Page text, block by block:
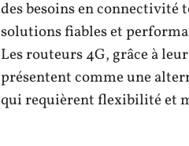
des besoins en
solutions fiables et
Les routeurs 4G, grâce à
présentent comme une
qui requièrent flexibilité et